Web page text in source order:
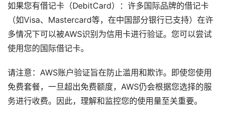
如果您有借记卡（DebitCard）：许多国际品牌的借记卡
（如Visa、Mastercard等，在中国部分银行已支持）在许
多情况下可以被AWS识别为信用卡进行验证。您可以尝试
使用您的国际借记卡。
请注意：AWS账户验证旨在防止滥用和欺诈。即使您使用
免费套餐，一旦超出免费额度，AWS仍会根据您选择的服
务进行收费。因此，理解和监控您的使用量至关重要。